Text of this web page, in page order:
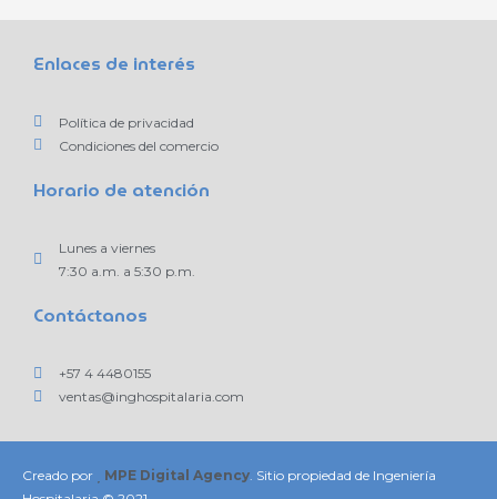
Enlaces de interés
Política de privacidad
Condiciones del comercio
Horario de atención
Lunes a viernes
7:30 a.m. a 5:30 p.m.
Contáctanos
+57 4 4480155
ventas@inghospitalaria.com
Creado por MPE Digital Agency. Sitio propiedad de Ingeniería